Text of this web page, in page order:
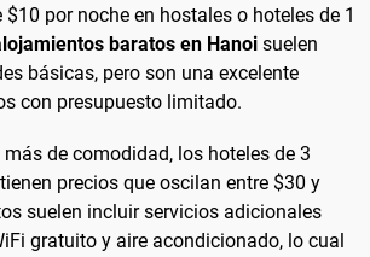
por noche en hostales o hoteles de 1
baratos en Hanoi suelen
básicas, pero son una excelente
con presupuesto limitado.
de comodidad, los hoteles de 3
precios que oscilan entre $30 y
suelen incluir servicios adicionales
gratuito y aire acondicionado, lo cual